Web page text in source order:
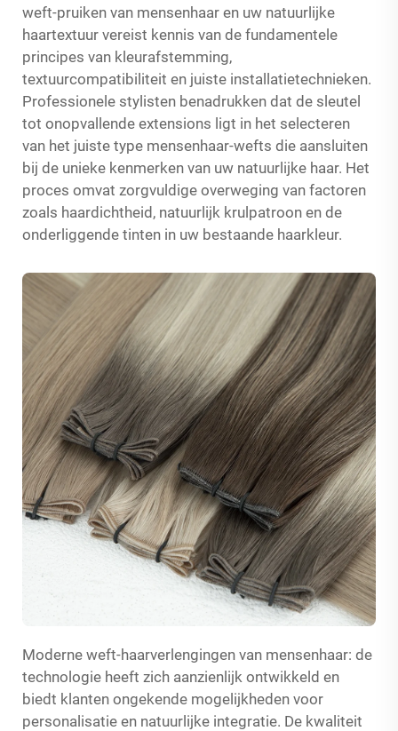
weft-pruiken van mensenhaar en uw natuurlijke
haartextuur vereist kennis van de fundamentele
principes van kleurafstemming,
textuurcompatibiliteit en juiste installatietechnieken.
Professionele stylisten benadrukken dat de sleutel
tot onopvallende extensions ligt in het selecteren
van het juiste type mensenhaar-wefts die aansluiten
bij de unieke kenmerken van uw natuurlijke haar. Het
proces omvat zorgvuldige overweging van factoren
zoals haardichtheid, natuurlijk krulpatroon en de
onderliggende tinten in uw bestaande haarkleur.
Moderne weft-haarverlengingen van mensenhaar: de
technologie heeft zich aanzienlijk ontwikkeld en
biedt klanten ongekende mogelijkheden voor
personalisatie en natuurlijke integratie. De kwaliteit